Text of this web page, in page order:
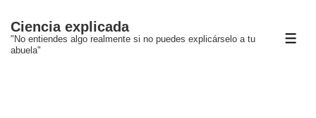
Saltar
Ciencia explicada
"No entiendes algo realmente si no puedes explicárselo a tu
abuela"